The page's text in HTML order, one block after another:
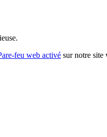
feu web activé sur notre site